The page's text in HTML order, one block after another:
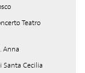
Teatro
Anna
Cecilia